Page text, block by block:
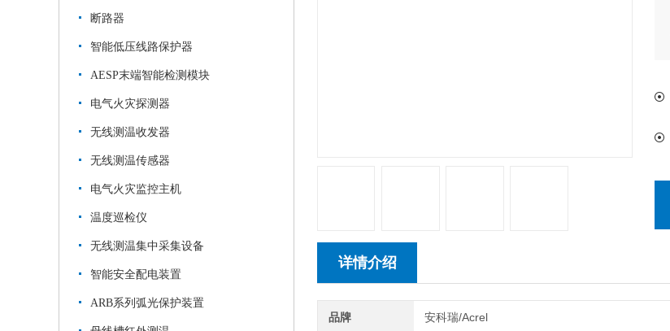
断路器
智能低压线路保护器
AESP末端智能检测模块
电气火灾探测器
无线测温收发器
无线测温传感器
电气火灾监控主机
温度巡检仪
无线测温集中采集设备
智能安全配电装置
ARB系列弧光保护装置
详情介绍
品牌 安科瑞/Acrel